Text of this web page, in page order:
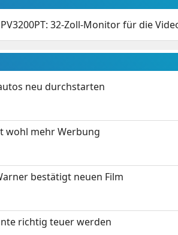
32-Zoll-Monitor für die
neu durchstarten
wohl mehr Werbung
bestätigt neuen Film
richtig teuer werden